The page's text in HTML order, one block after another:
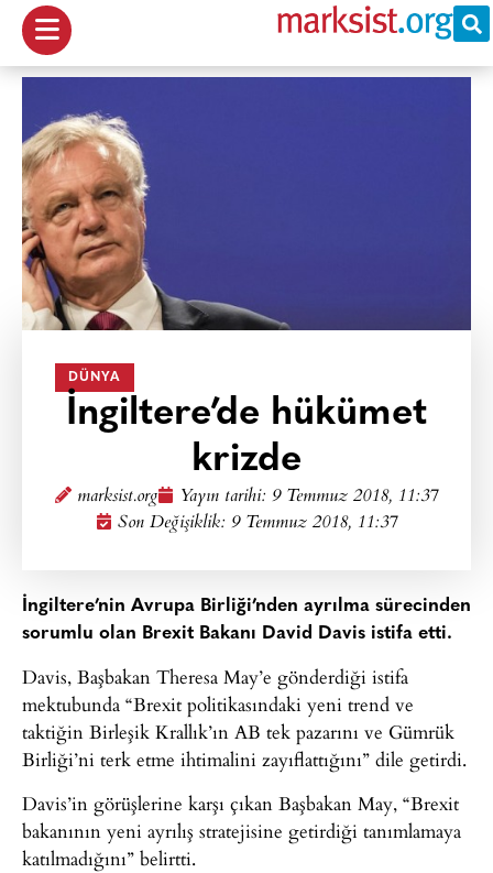
DÜNYA
İngiltere’de hükümet
krizde
marksist.org Yayın tarihi: 9 Temmuz 2018, 11:37
Son Değişiklik: 9 Temmuz 2018, 11:37
İngiltere’nin Avrupa Birliği’nden ayrılma sürecinden
sorumlu olan Brexit Bakanı David Davis istifa etti.
Davis, Başbakan Theresa May’e gönderdiği istifa
mektubunda “Brexit politikasındaki yeni trend ve
taktiğin Birleşik Krallık’ın AB tek pazarını ve Gümrük
Birliği’ni terk etme ihtimalini zayıflattığını” dile getirdi.
Davis’in görüşlerine karşı çıkan Başbakan May, “Brexit
bakanının yeni ayrılış stratejisine getirdiği tanımlamaya
katılmadığını” belirtti.